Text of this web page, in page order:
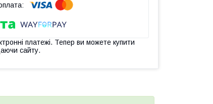
платежі. Тепер ви можете купити
сайту.